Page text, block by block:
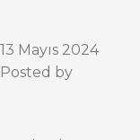
13 Mayıs 2024
Posted by